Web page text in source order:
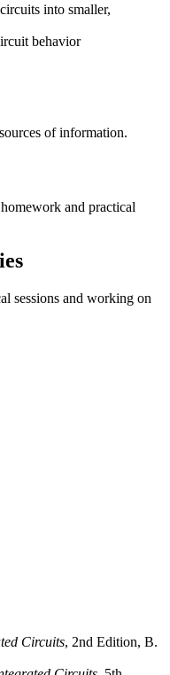
into smaller,
behavior
of information.
and practical
sessions and working on
Circuits, 2nd Edition, B.